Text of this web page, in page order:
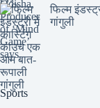
फिल्म
गांगुली
Sports